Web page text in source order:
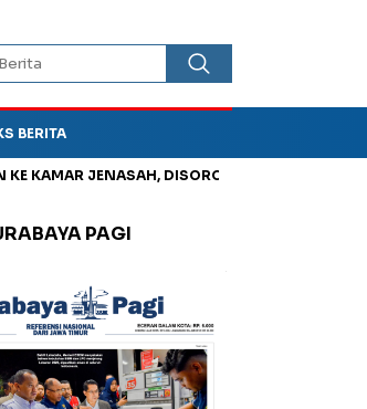
BERITA
JENASAH, DISOROT
PAGI